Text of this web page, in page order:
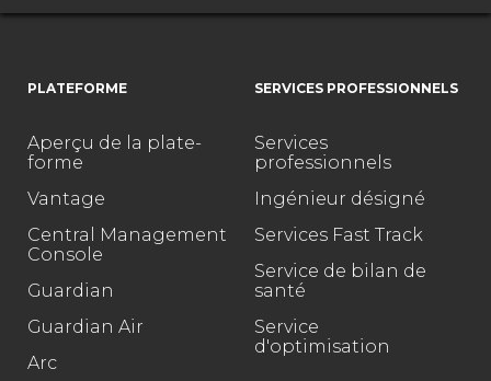
PLATEFORME
Aperçu de la plate-
forme
Vantage
Central Management
Console
Guardian
Guardian Air
Arc
SERVICES PROFESSIONNELS
Services
professionnels
Ingénieur désigné
Services Fast Track
Service de bilan de
santé
Service
d'optimisation